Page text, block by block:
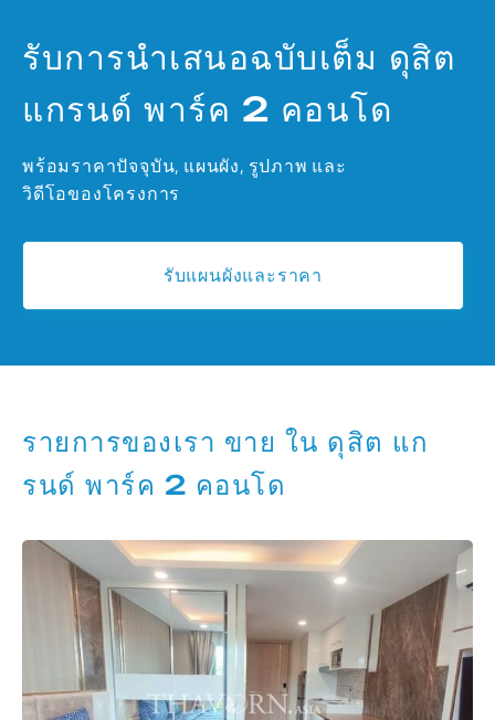
รับการนำเสนอฉบับเต็ม ดุสิต
แกรนด์ พาร์ค 2 คอนโด
พร้อมราคาปัจจุบัน, แผนผัง, รูปภาพ และ
วิดีโอของโครงการ
รับแผนผังและราคา
รายการของเรา ขาย ใน ดุสิต แก
รนด์ พาร์ค 2 คอนโด